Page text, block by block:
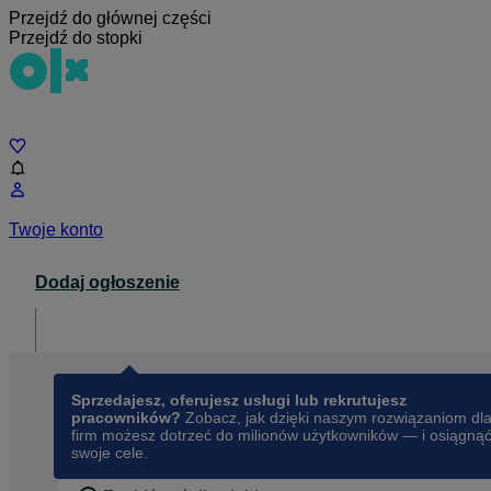
Przejdź do głównej części
Przejdź do stopki
Twoje konto
Dodaj ogłoszenie
Sprzedajesz, oferujesz usługi lub rekrutujesz
pracowników? Zobacz, jak dzięki naszym rozwiązaniom dla
firm możesz dotrzeć do milionów użytkowników — i osiągnąć
swoje cele.